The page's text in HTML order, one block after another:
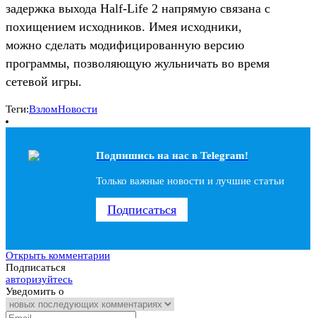
задержка выхода Half-Life 2 напрямую связана с
похищением исходников. Имея исходники,
можно сделать модифицированную версию
программы, позволяющую жульничать во время
сетевой игры.
Теги:ВзломНовости
Подпишись на наc в Telegram!
Только важные новости и лучшие статьи
Подписаться
Открыть комментарии
Подписаться
авторизуйтесь
Уведомить о